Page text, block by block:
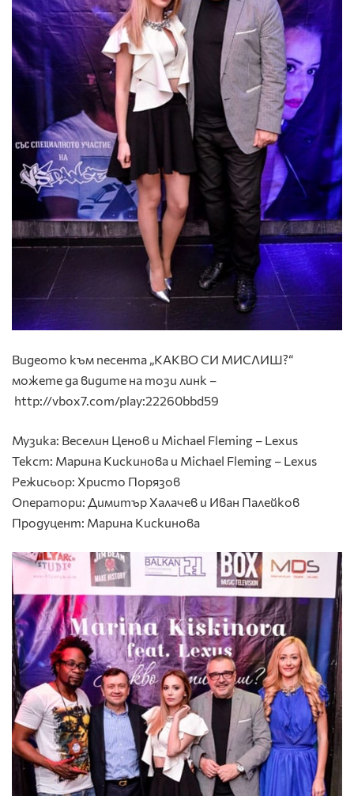
Видеото към песента „КАКВО СИ МИСЛИШ?“
можете да видите на този линк –
http://vbox7.com/play:22260bbd59
Музика: Веселин Ценов и Michael Fleming – Lexus
Текст: Марина Кискинова и Michael Fleming – Lexus
Режисьор: Христо Порязов
Оператори: Димитър Халачев и Иван Палейков
Продуцент: Марина Кискинова